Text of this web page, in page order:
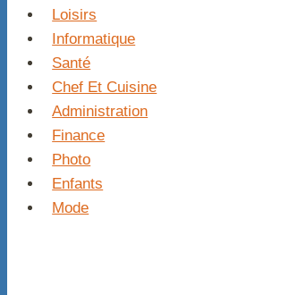
Loisirs
Informatique
Santé
Chef Et Cuisine
Administration
Finance
Photo
Enfants
Mode